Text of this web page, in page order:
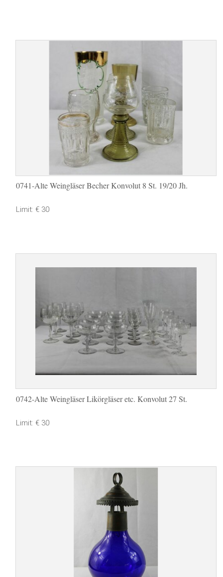
0741-Alte Weingläser Becher Konvolut 8 St. 19/20 Jh.
Limit: € 30
0742-Alte Weingläser Likörgläser etc. Konvolut 27 St.
Limit: € 30